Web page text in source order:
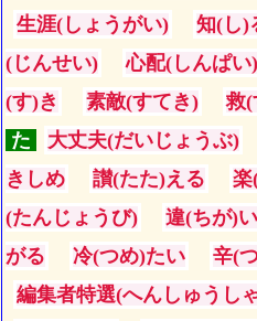
生涯(しょうがい)
知(し)
(じんせい)
心配(しんぱい)
(す)き
素敵(すてき) 救(
た
大丈夫(だいじょうぶ)
きしめ
讃(たた)える 楽
(たんじょうび)
違(ちが)い
がる
冷(つめ)たい 辛(
編集者特選(へんしゅうし